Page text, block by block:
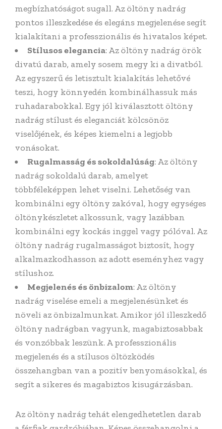
megbízhatóságot sugall. Az öltöny nadrág
pontos illeszkedése és elegáns megjelenése segít
kialakítani a professzionális és hivatalos képet.
Stílusos elegancia: Az öltöny nadrág örök
divatú darab, amely sosem megy ki a divatból.
Az egyszerű és letisztult kialakítás lehetővé
teszi, hogy könnyedén kombinálhassuk más
ruhadarabokkal. Egy jól kiválasztott öltöny
nadrág stílust és eleganciát kölcsönöz
viselőjének, és képes kiemelni a legjobb
vonásokat.
Rugalmasság és sokoldalúság: Az öltöny
nadrág sokoldalú darab, amelyet
többféleképpen lehet viselni. Lehetőség van
kombinálni egy öltöny zakóval, hogy egységes
öltönykészletet alkossunk, vagy lazábban
kombinálni egy kockás inggel vagy pólóval. Az
öltöny nadrág rugalmasságot biztosít, hogy
alkalmazkodhasson az adott eseményhez vagy
stílushoz.
Megjelenés és önbizalom: Az öltöny
nadrág viselése emeli a megjelenésünket és
növeli az önbizalmunkat. Amikor jól illeszkedő
öltöny nadrágban vagyunk, magabiztosabbak
és vonzóbbak leszünk. A professzionális
megjelenés és a stílusos öltözködés
összehangban van a pozitív benyomásokkal, és
segít a sikeres és magabiztos kisugárzásban.
Az öltöny nadrág tehát elengedhetetlen darab